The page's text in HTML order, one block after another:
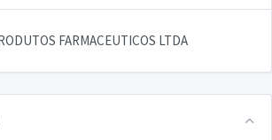
FARMACEUTICOS LTDA